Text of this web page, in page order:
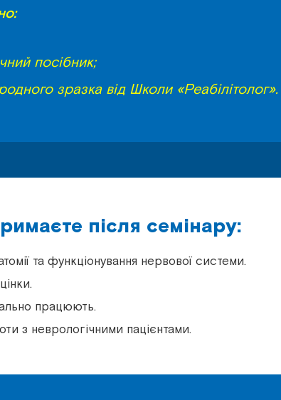
посібник;
зразка від Школи «Реабілітолог».
після семінару:
та функціонування нервової системи.
працюють.
з неврологічними пацієнтами.